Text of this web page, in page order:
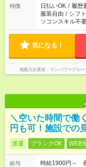
案内が難しい場
特徴 日払いOK / 履歴
服装自由 / シフ
ソコンスキル不
気になる！
掲載元企業名 マンパワーグル
＼空いた時間で働
円も可！施設での
派遣 ブランクOK WEB
給与
時給1900円～